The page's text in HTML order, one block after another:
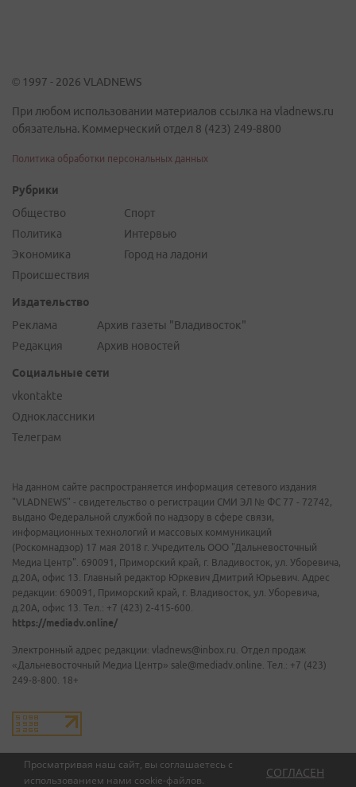
Просматривая наш сайт, вы соглашаетесь с
использованием нами cookie-файлов.
СОГЛАСЕН
© 1997 - 2026 VLADNEWS
При любом использовании материалов ссылка на vladnews.ru
обязательна. Коммерческий отдел 8 (423) 249-8800
Политика обработки персональных данных
Рубрики
Общество
Политика
Экономика
Происшествия
Спорт
Интервью
Город на ладони
Издательство
Реклама
Редакция
Архив газеты "Владивосток"
Архив новостей
Социальные сети
vkontakte
Одноклассники
Телеграм
На данном сайте распространяется информация сетевого издания
"VLADNEWS" - свидетельство о регистрации СМИ ЭЛ № ФС 77 - 72742,
выдано Федеральной службой по надзору в сфере связи,
информационных технологий и массовых коммуникаций
(Роскомнадзор) 17 мая 2018 г. Учредитель ООО "Дальневосточный
Медиа Центр". 690091, Приморский край, г. Владивосток, ул. Уборевича,
д.20А, офис 13. Главный редактор Юркевич Дмитрий Юрьевич. Адрес
редакции: 690091, Приморский край, г. Владивосток, ул. Уборевича,
д.20А, офис 13. Тел.: +7 (423) 2-415-600.
https://mediadv.online/
Электронный адрес редакции: vladnews@inbox.ru. Отдел продаж
«Дальневосточный Медиа Центр» sale@mediadv.online. Тел.: +7 (423)
249-8-800. 18+